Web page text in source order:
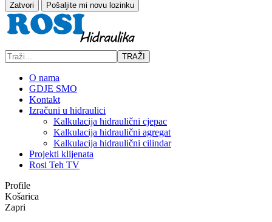
Zatvori Pošaljite mi novu lozinku
TRAŽI
O nama
GDJE SMO
Kontakt
Izračuni u hidraulici
Kalkulacija hidraulični cjepac
Kalkulacija hidraulični agregat
Kalkulacija hidraulični cilindar
Projekti klijenata
Rosi Teh TV
Profile
Košarica
Zapri